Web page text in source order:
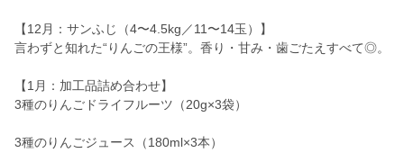
【12月：サンふじ（4〜4.5kg／11〜14玉）】
言わずと知れた“りんごの王様”。香り・甘み・歯ごたえすべて◎。
【1月：加工品詰め合わせ】
3種のりんごドライフルーツ（20g×3袋）
3種のりんごジュース（180ml×3本）